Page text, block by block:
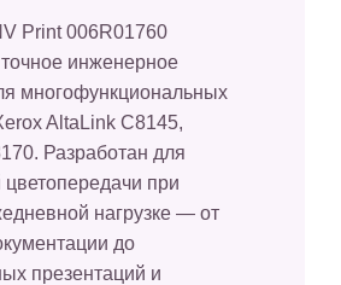
Print 006R01760
инженерное
многофункциональных
AltaLink C8145,
Разработан для
цветопередачи при
нагрузке — от
до
презентаций и